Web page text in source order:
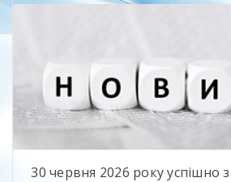
30 червня 2026 року успішно